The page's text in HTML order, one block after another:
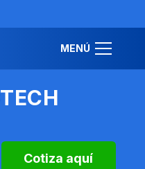
MENÚ
Cotiza aquí